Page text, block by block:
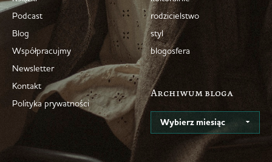
Podcast
Blog
Współpracujmy
Newsletter
Kontakt
Polityka prywatności
rodzicielstwo
styl
blogosfera
Archiwum bloga